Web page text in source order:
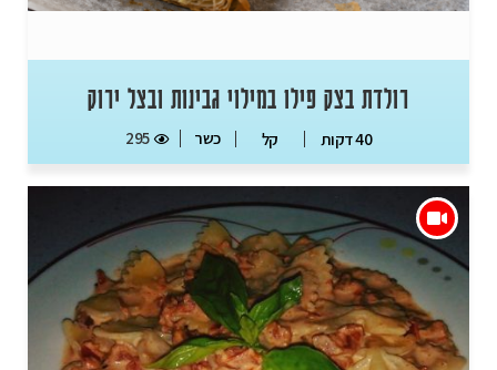
רולדת בצק פילו במילוי גבינות ובצל ירוק
40 דקות קל כשר 295